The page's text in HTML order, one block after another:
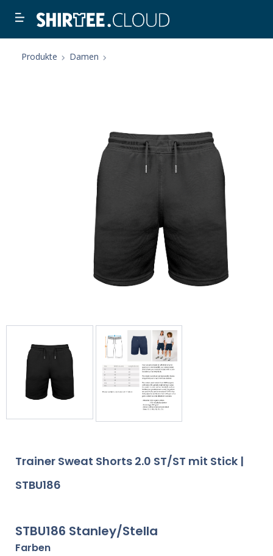
Produkte Damen
Trainer Sweat Shorts 2.0 ST/ST mit Stick |
STBU186
STBU186 Stanley/Stella
Farben